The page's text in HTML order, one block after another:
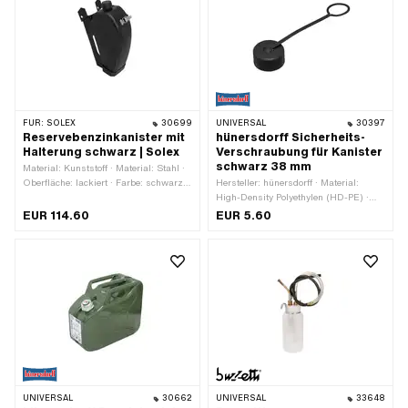
FÜR: SOLEX 30699
Reservebenzinkanister mit
Halterung schwarz | Solex
Material: Kunststoff · Material: Stahl ·
Oberfläche: lackiert · Farbe: schwarz ·
· Anzahl Befestigungspunkte: 2 Stk.
EUR 114.60
UNIVERSAL 30397
hünersdorff Sicherheits-
Verschraubung für Kanister
schwarz 38 mm
Hersteller: hünersdorff · Material:
High-Density Polyethylen (HD-PE) ·
Farbe: schwarz · Durchmesser: 38 mm
EUR 5.60
UNIVERSAL 30662 UNIVERSAL 33648